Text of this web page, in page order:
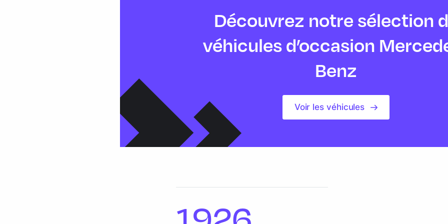
Découvrez notre sélection
véhicules d’occasion
Benz
Voir les véhicules